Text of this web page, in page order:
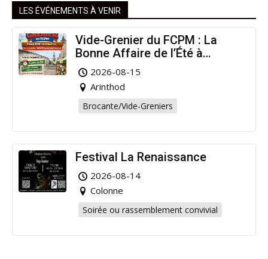
LES ÉVÉNEMENTS À VENIR
Vide-Grenier du FCPM : La
Bonne Affaire de l’Été à
Arinthod !
2026-08-15
Arinthod
Brocante/Vide-Greniers
Festival La Renaissance
2026-08-14
Colonne
Soirée ou rassemblement convivial